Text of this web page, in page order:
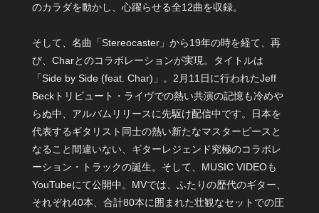
のカラダを動かし、心躍らせる全12曲を収録。
そして、名曲「Stereocaster」から19年の時を経て、再
び、Charとのコラボレーションが実現。タイトルは
「Side by Side (feat. Char)」。2月11日に行われたJeff
Beckトリビュート・ライヴでの熱い共演の記憶も冷めや
らぬ中、アルバムリリースに先駆け配信中です。日本を
代表するギタリスト同士の熱い新たなマスターピースと
なること間違いない、ギターレジェンド究極のコラボレ
ーション・トラックの誕生。そして、MUSIC VIDEOも
YouTubeにて公開中。MVでは、ふたりの歴代のギター、
それぞれ40本、合計80本に囲まれた壮観なセットでの圧